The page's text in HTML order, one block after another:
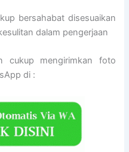
bersahabat disesuaikan
dalam pengerjaan
cukup mengirimkan foto
di :